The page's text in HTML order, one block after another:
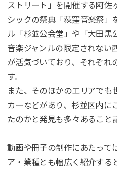
ストリート」を開催する阿佐
シックの祭典「荻窪音楽祭」
ル「杉並公会堂」や「大田黒
音楽ジャンルの限定されない
が活気づいており、それぞれ
す。
また、そのほかのエリアでも
カーなどがあり、杉並区内に
たのかと発見も多々あること
動画や冊子の制作にあたって
ア・業種とも幅広く紹介する